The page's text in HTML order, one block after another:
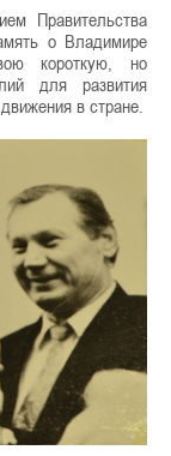
Правительства
о Владимире
короткую, но
для развития
в стране.